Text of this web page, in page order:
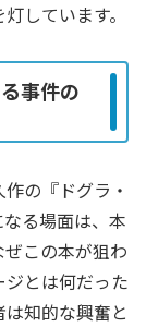
しています。
事件の
の『ドグラ・
る場面は、本
この本が狙わ
とは何だった
知的な興奮と